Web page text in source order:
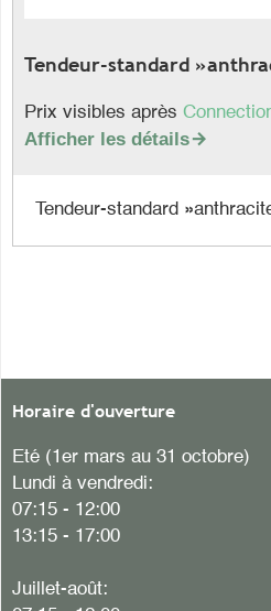
Tendeur-standard
Prix visibles après
Afficher les détails
Tendeur-standard
Horaire d'ouverture
Eté (1er mars au 31 octobre)
Lundi à vendredi:
07:15 - 12:00
13:15 - 17:00
Juillet-août: